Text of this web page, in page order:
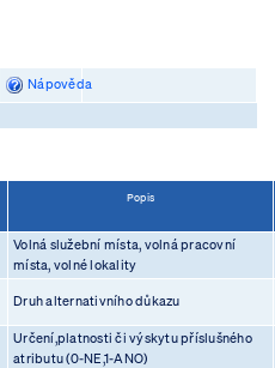
Nápověda
Popis
Volná služební místa, volná pracovní
místa, volné lokality
Druh alternativního důkazu
Určení,platnosti či výskytu příslušného
atributu (0-NE,1-ANO)